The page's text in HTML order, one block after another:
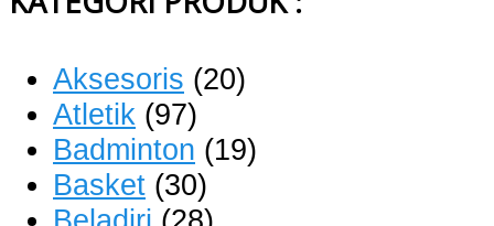
Aksesoris (20)
Atletik (97)
Badminton (19)
Basket (30)